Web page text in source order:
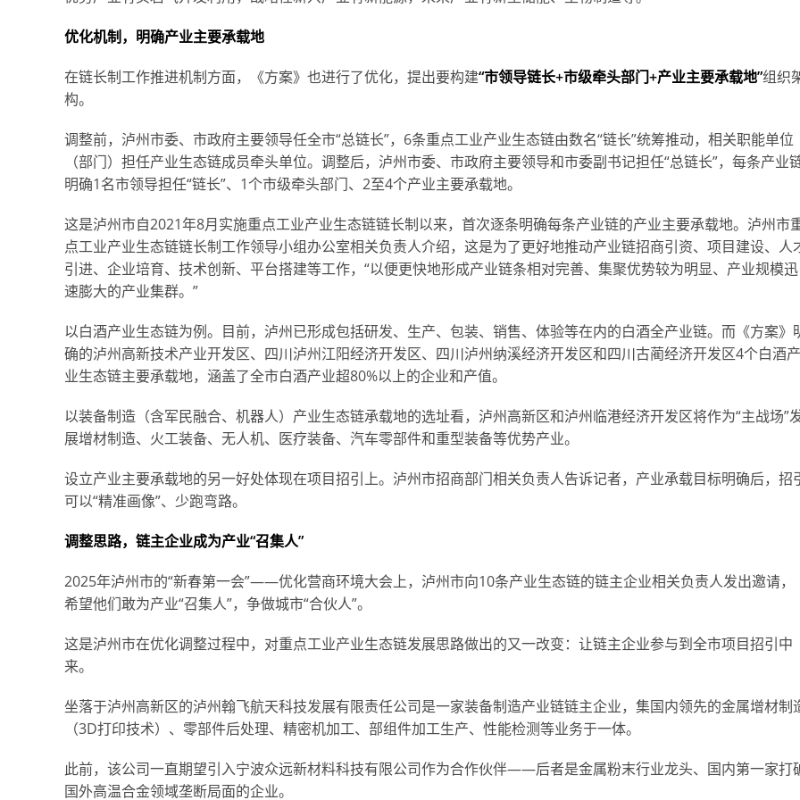
优化机制，明确产业主要承载地
在链长制工作推进机制方面，《方案》也进行了优化，提出要构建“市领导链长+市级牵头部门+产业主要承载地”组织
构。
调整前，泸州市委、市政府主要领导任全市“总链长”，6条重点工业产业生态链由数名“链长”统筹推动，相关职能单位
（部门）担任产业生态链成员牵头单位。调整后，泸州市委、市政府主要领导和市委副书记担任“总链长”，每条产业
明确1名市领导担任“链长”、1个市级牵头部门、2至4个产业主要承载地。
这是泸州市自2021年8月实施重点工业产业生态链链长制以来，首次逐条明确每条产业链的产业主要承载地。泸州市
点工业产业生态链链长制工作领导小组办公室相关负责人介绍，这是为了更好地推动产业链招商引资、项目建设、人
引进、企业培育、技术创新、平台搭建等工作，“以便更快地形成产业链条相对完善、集聚优势较为明显、产业规模迅
速膨大的产业集群。”
以白酒产业生态链为例。目前，泸州已形成包括研发、生产、包装、销售、体验等在内的白酒全产业链。而《方案》
确的泸州高新技术产业开发区、四川泸州江阳经济开发区、四川泸州纳溪经济开发区和四川古蔺经济开发区4个白酒产
业生态链主要承载地，涵盖了全市白酒产业超80%以上的企业和产值。
以装备制造（含军民融合、机器人）产业生态链承载地的选址看，泸州高新区和泸州临港经济开发区将作为“主战场”
展增材制造、火工装备、无人机、医疗装备、汽车零部件和重型装备等优势产业。
设立产业主要承载地的另一好处体现在项目招引上。泸州市招商部门相关负责人告诉记者，产业承载目标明确后，招
可以“精准画像”、少跑弯路。
调整思路，链主企业成为产业“召集人”
2025年泸州市的“新春第一会”——优化营商环境大会上，泸州市向10条产业生态链的链主企业相关负责人发出邀请，
希望他们敢为产业“召集人”，争做城市“合伙人”。
这是泸州市在优化调整过程中，对重点工业产业生态链发展思路做出的又一改变：让链主企业参与到全市项目招引中
来。
坐落于泸州高新区的泸州翰飞航天科技发展有限责任公司是一家装备制造产业链链主企业，集国内领先的金属增材制
（3D打印技术）、零部件后处理、精密机加工、部组件加工生产、性能检测等业务于一体。
此前，该公司一直期望引入宁波众远新材料科技有限公司作为合作伙伴——后者是金属粉末行业龙头、国内第一家打
国外高温合金领域垄断局面的企业。